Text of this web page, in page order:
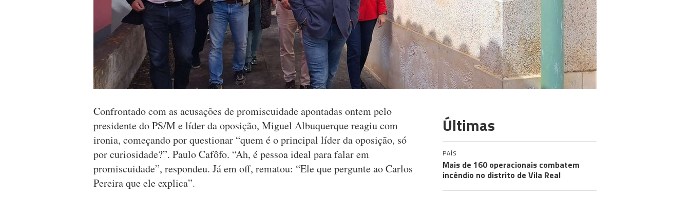
Confrontado com as acusações de promiscuidade apontadas ontem pelo
presidente do PS/M e líder da oposição, Miguel Albuquerque reagiu com
ironia, começando por questionar “quem é o principal líder da oposição, só
por curiosidade?”. Paulo Cafôfo. “Ah, é pessoa ideal para falar em
promiscuidade”, respondeu. Já em off, rematou: “Ele que pergunte ao Carlos
Pereira que ele explica”.
Últimas
PAÍS
Mais de 160 operacionais combatem
incêndio no distrito de Vila Real